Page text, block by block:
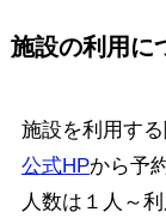
施設の利用に
施設を利用する
公式HPから予
人数は１人～利